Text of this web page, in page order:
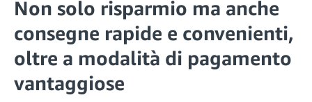
Non solo risparmio ma anche
consegne rapide e convenienti,
oltre a modalità di pagamento
vantaggiose